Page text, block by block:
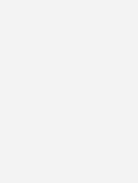
Diese würde zu einer
und sei folglich ein
Zum einen: Können
notwendigen
Wie hoch sind die
in der Praxis?
von vielen Aspekten –